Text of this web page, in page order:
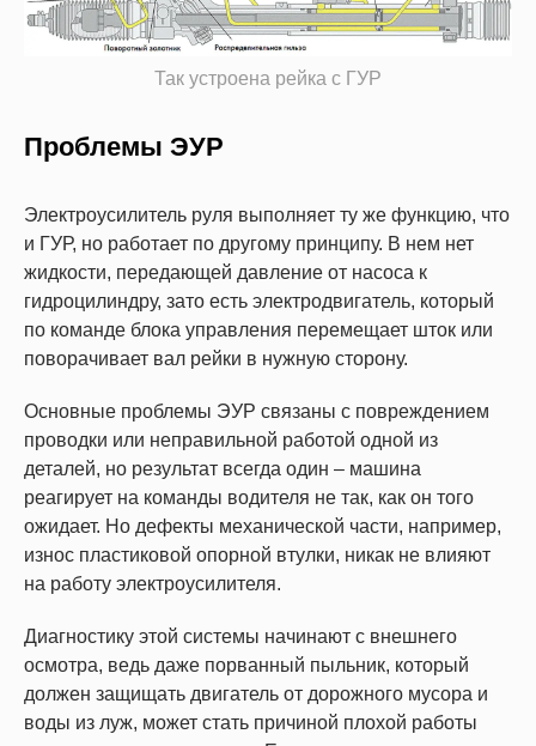
Так устроена рейка с ГУР
Проблемы ЭУР
Электроусилитель руля выполняет ту же функцию, что
и ГУР, но работает по другому принципу. В нем нет
жидкости, передающей давление от насоса к
гидроцилиндру, зато есть электродвигатель, который
по команде блока управления перемещает шток или
поворачивает вал рейки в нужную сторону.
Основные проблемы ЭУР связаны с повреждением
проводки или неправильной работой одной из
деталей, но результат всегда один – машина
реагирует на команды водителя не так, как он того
ожидает. Но дефекты механической части, например,
износ пластиковой опорной втулки, никак не влияют
на работу электроусилителя.
Диагностику этой системы начинают с внешнего
осмотра, ведь даже порванный пыльник, который
должен защищать двигатель от дорожного мусора и
воды из луж, может стать причиной плохой работы